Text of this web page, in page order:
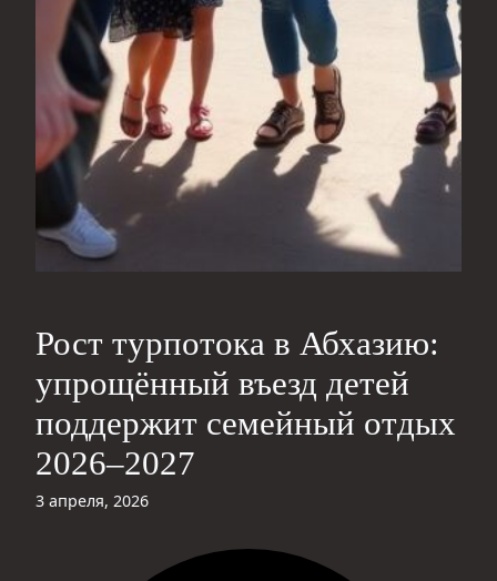
Рост турпотока в Абхазию:
упрощённый въезд детей
поддержит семейный отдых
2026–2027
3 апреля, 2026